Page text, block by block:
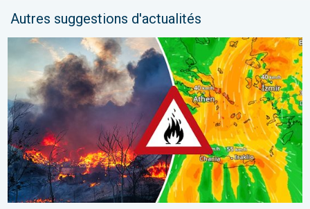
Autres suggestions d'actualités
Des feux font rage en Europe du Sud. Chaleur et vent fort. . .